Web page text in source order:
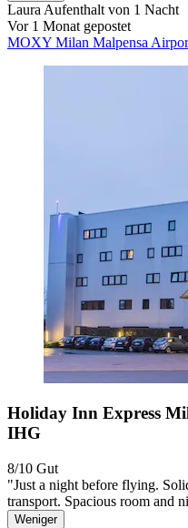
Laura Aufenthalt von 1 Nacht
Vor 1 Monat gepostet
MOXY Milan Malpensa
Holiday Inn Express
IHG
8/10 Gut
"Just a night before flying.
transport. Spacious room and
Weniger